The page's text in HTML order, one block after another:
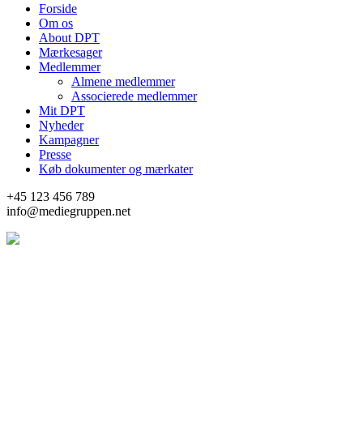
Forside
Om os
About DPT
Mærkesager
Medlemmer
Almene medlemmer
Associerede medlemmer
Mit DPT
Nyheder
Kampagner
Presse
Køb dokumenter og mærkater
+45 123 456 789
info@mediegruppen.net